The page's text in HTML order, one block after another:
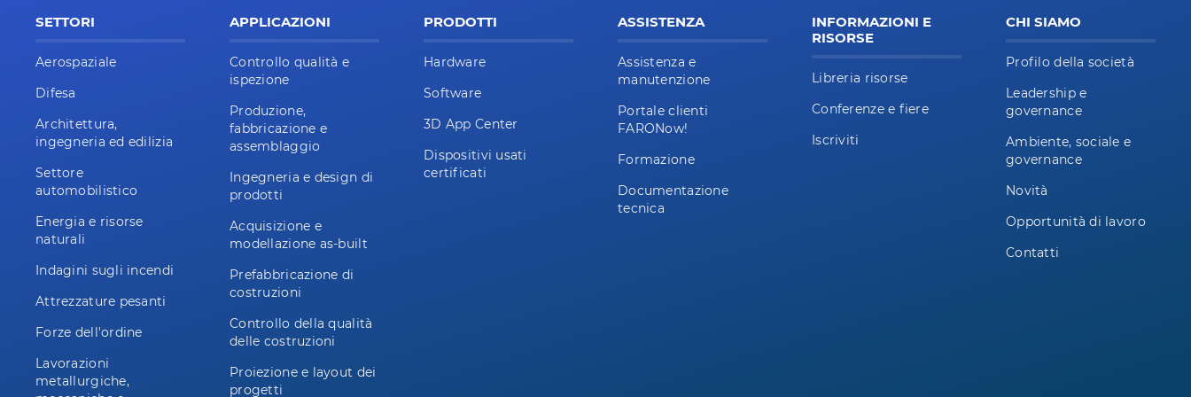
SETTORI
Aerospaziale
Difesa
Architettura,
ingegneria ed edilizia
Settore
automobilistico
Energia e risorse
naturali
Indagini sugli incendi
Attrezzature pesanti
Forze dell'ordine
Lavorazioni
metallurgiche,
APPLICAZIONI
Controllo qualità e
ispezione
Produzione,
fabbricazione e
assemblaggio
Ingegneria e design di
prodotti
Acquisizione e
modellazione as-built
Prefabbricazione di
costruzioni
Controllo della qualità
delle costruzioni
Proiezione e layout dei
progetti
PRODOTTI
Hardware
Software
3D App Center
Dispositivi usati
certificati
ASSISTENZA
Assistenza e
manutenzione
Portale clienti
FARONow!
Formazione
Documentazione
tecnica
INFORMAZIONI E
RISORSE
Libreria risorse
Conferenze e fiere
Iscriviti
CHI SIAMO
Profilo della società
Leadership e
governance
Ambiente, sociale e
governance
Novità
Opportunità di lavoro
Contatti